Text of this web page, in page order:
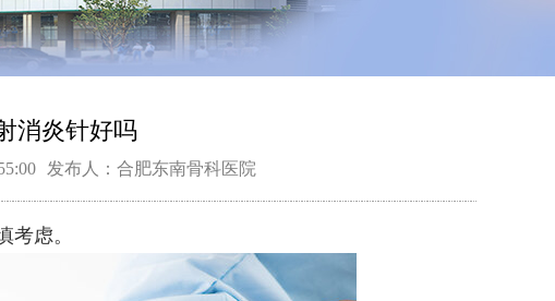
消炎针好吗
发布人：合肥东南骨科医院
考虑。